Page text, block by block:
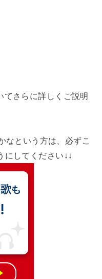
てさらに詳しくご説明
なという方は、必ずこ
にしてください↓↓